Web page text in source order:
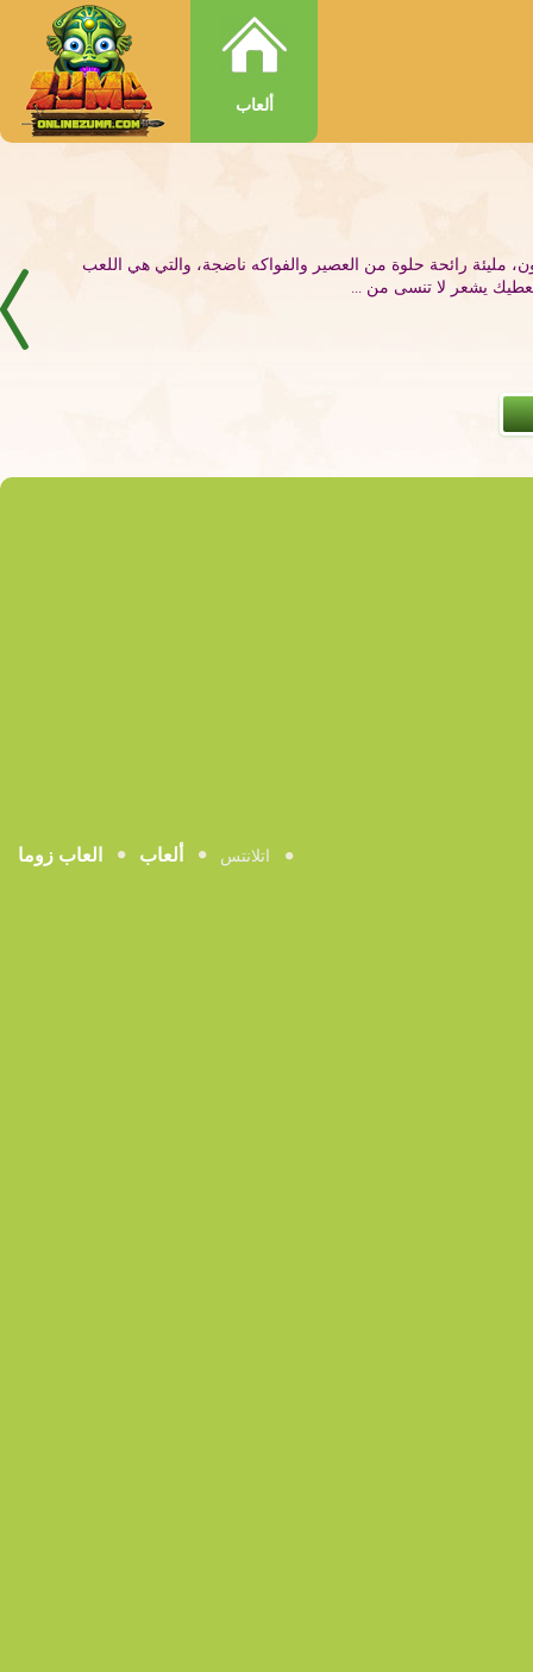
ألعاب
مليئة رائحة حلوة من العصير والفواكه ناضجة، والتي هي اللعب
يشعر لا تنسى من ...
عن الروتين اليومي والحصول على بعض المتعة، ولكن كنت تريد
اللعبة هي في خدمتكم....
العاب زوما ألعاب اتلانتس